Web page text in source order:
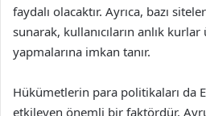
faydalı olacaktır. Ayrıca, bazı
sunarak, kullanıcıların anlık
yapmalarına imkan tanır.
Hükümetlerin para politikaları da
etkileyen önemli bir faktördür.